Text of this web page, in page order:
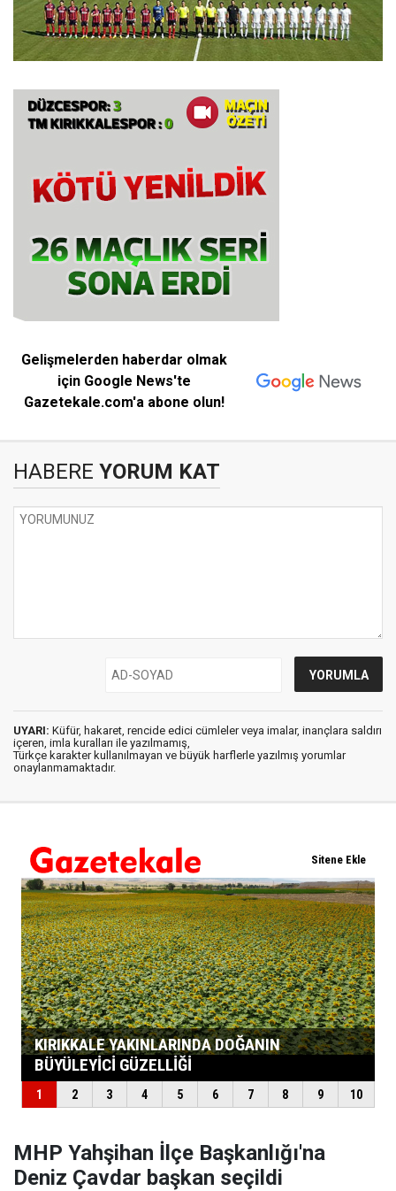
Gelişmelerden haberdar olmak
için Google News'te
Gazetekale.com'a abone olun!
HABERE YORUM KAT
UYARI: Küfür, hakaret, rencide edici cümleler veya imalar, inançlara saldırı
içeren, imla kuralları ile yazılmamış,
Türkçe karakter kullanılmayan ve büyük harflerle yazılmış yorumlar
onaylanmamaktadır.
MHP Yahşihan İlçe Başkanlığı'na
Deniz Çavdar başkan seçildi